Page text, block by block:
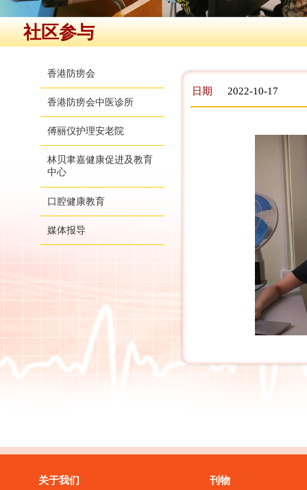
社区参与
香港防痨会
香港防痨会中医诊所
傅丽仪护理安老院
林贝聿嘉健康促进及教育
中心
口腔健康教育
媒体报导
日期 2022-10-17
关于我们 刊物